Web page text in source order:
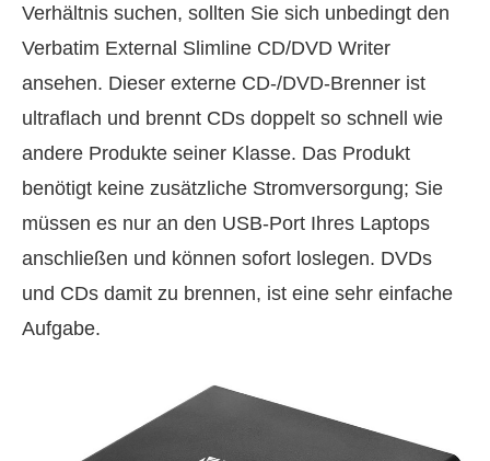
Verhältnis suchen, sollten Sie sich unbedingt den
Verbatim External Slimline CD/DVD Writer
ansehen. Dieser externe CD-/DVD-Brenner ist
ultraflach und brennt CDs doppelt so schnell wie
andere Produkte seiner Klasse. Das Produkt
benötigt keine zusätzliche Stromversorgung; Sie
müssen es nur an den USB‑Port Ihres Laptops
anschließen und können sofort loslegen. DVDs
und CDs damit zu brennen, ist eine sehr einfache
Aufgabe.